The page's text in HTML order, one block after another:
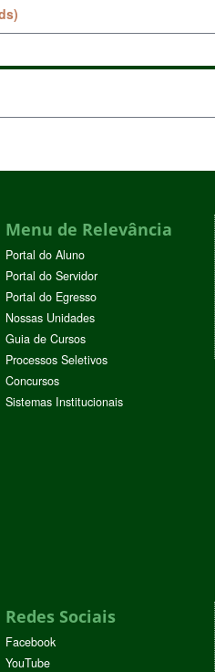
Menu de Relevância
Portal do Aluno
Portal do Servidor
Portal do Egresso
Nossas Unidades
Guia de Cursos
Processos Seletivos
Concursos
Sistemas Institucionais
Redes Sociais
Facebook
YouTube